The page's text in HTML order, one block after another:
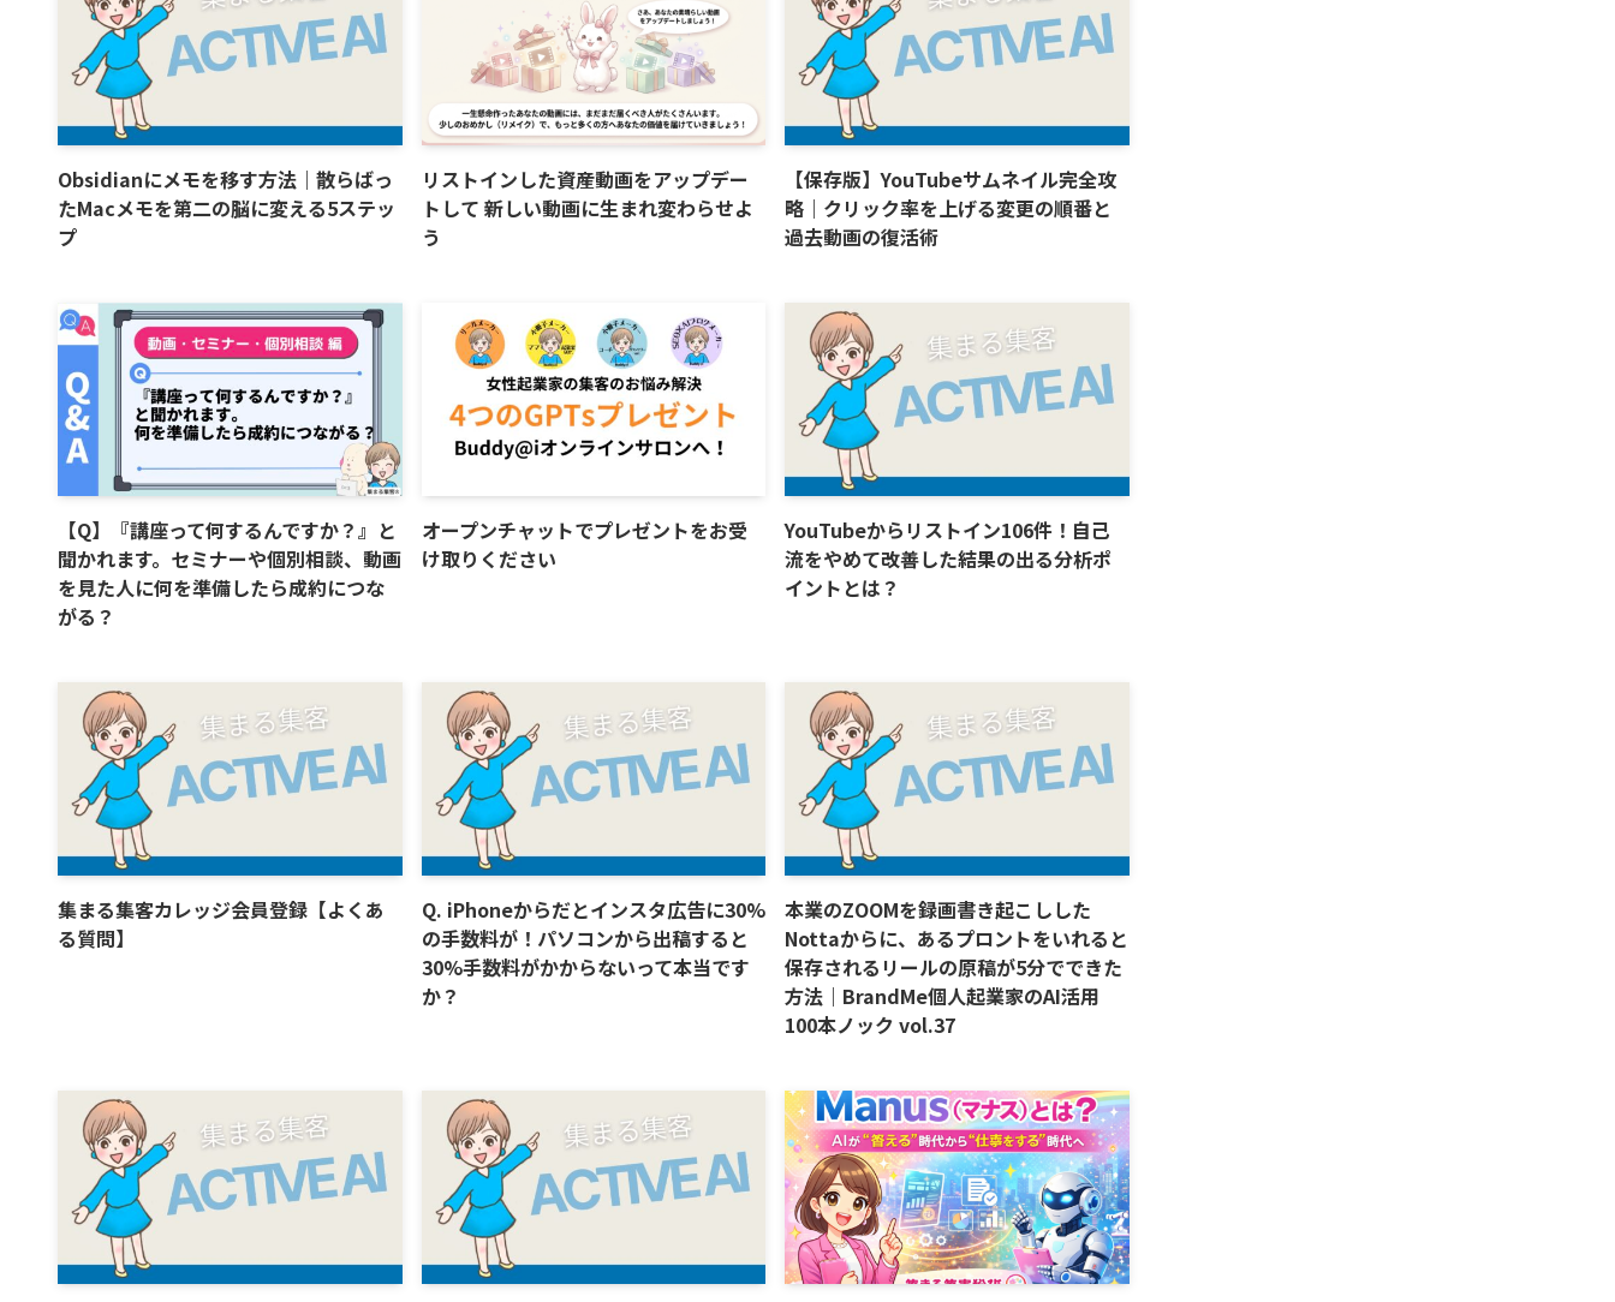
Obsidianにメモを移す方法｜散らばっ
たMacメモを第二の脳に変える5ステッ
プ
リストインした資産動画をアップデー
トして 新しい動画に生まれ変わらせよ
う
【保存版】YouTubeサムネイル完全攻
略｜クリック率を上げる変更の順番と
過去動画の復活術
【Q】『講座って何するんですか？』と
聞かれます。セミナーや個別相談、動画
を見た人に何を準備したら成約につな
がる？
オープンチャットでプレゼントをお受
け取りください
YouTubeからリストイン106件！自己
流をやめて改善した結果の出る分析ポ
イントとは？
集まる集客カレッジ会員登録【よくあ
る質問】
Q. iPhoneからだとインスタ広告に30%
の手数料が！パソコンから出稿すると
30%手数料がかからないって本当です
か？
本業のZOOMを録画書き起こしした
Nottaからに、あるプロントをいれると
保存されるリールの原稿が5分でできた
方法｜BrandMe個人起業家のAI活用
100本ノック vol.37